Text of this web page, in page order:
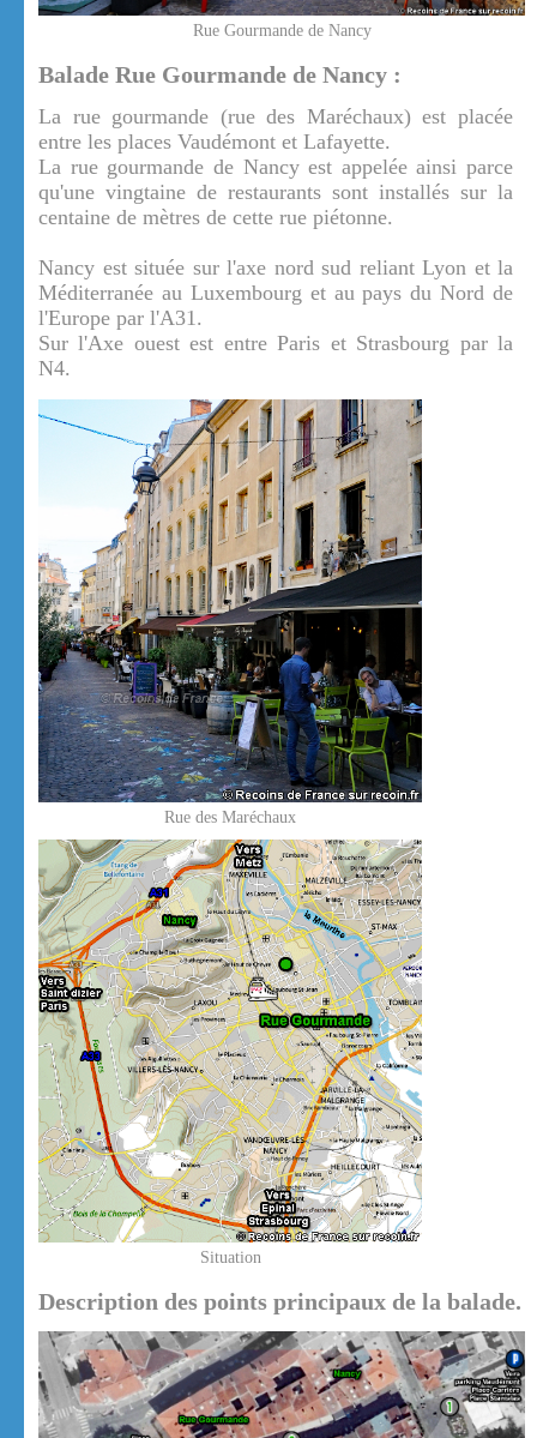
Rue Gourmande de Nancy
Balade Rue Gourmande de Nancy :
La rue gourmande (rue des Maréchaux) est placée
entre les places Vaudémont et Lafayette.
La rue gourmande de Nancy est appelée ainsi parce
qu'une vingtaine de restaurants sont installés sur la
centaine de mètres de cette rue piétonne.
Nancy est située sur l'axe nord sud reliant Lyon et la
Méditerranée au Luxembourg et au pays du Nord de
l'Europe par l'A31.
Sur l'Axe ouest est entre Paris et Strasbourg par la
N4.
Rue des Maréchaux
Situation
Description des points principaux de la balade.